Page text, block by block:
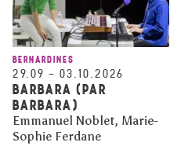
BERNARDINES
29.09 – 03.10.2026
BARBARA (PAR
BARBARA)
Emmanuel Noblet, Marie-
Sophie Ferdane